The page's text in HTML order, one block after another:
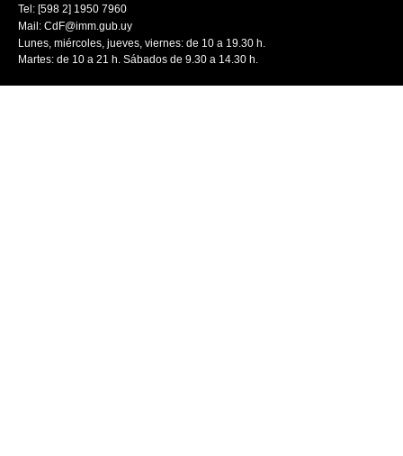
Tel: [598 2] 1950 7960
Mail: CdF@imm.gub.uy
Lunes, miércoles, jueves, viernes: de 10 a 19.30 h.
Martes: de 10 a 21 h. Sábados de 9.30 a 14.30 h.